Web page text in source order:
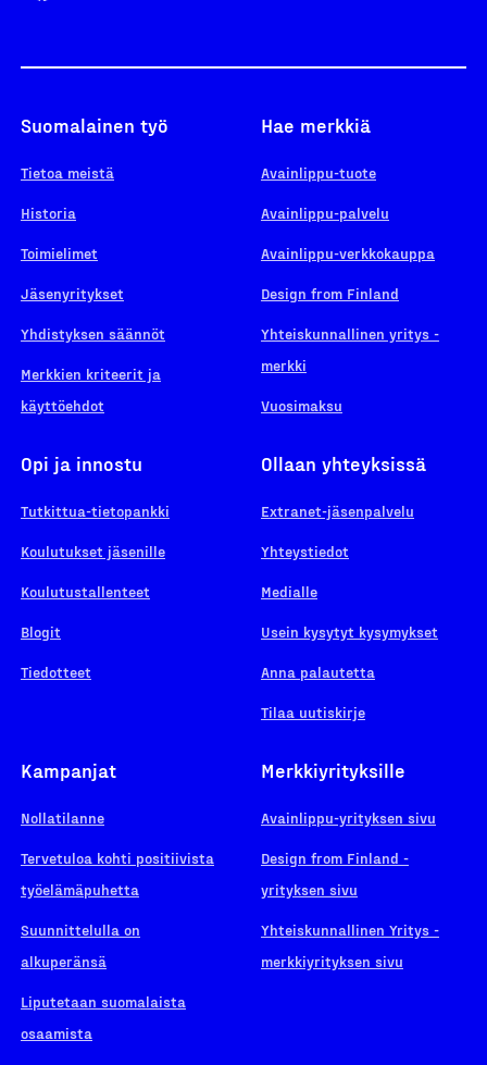
Suomalainen työ
Tietoa meistä
Historia
Toimielimet
Jäsenyritykset
Yhdistyksen säännöt
Merkkien kriteerit ja
käyttöehdot
Hae merkkiä
Avainlippu-tuote
Avainlippu-palvelu
Avainlippu-verkkokauppa
Design from Finland
Yhteiskunnallinen yritys -
merkki
Vuosimaksu
Opi ja innostu
Tutkittua-tietopankki
Koulutukset jäsenille
Koulutustallenteet
Blogit
Tiedotteet
Ollaan yhteyksissä
Extranet-jäsenpalvelu
Yhteystiedot
Medialle
Usein kysytyt kysymykset
Anna palautetta
Tilaa uutiskirje
Kampanjat
Nollatilanne
Tervetuloa kohti positiivista
työelämäpuhetta
Suunnittelulla on
alkuperänsä
Liputetaan suomalaista
osaamista
Merkkiyrityksille
Avainlippu-yrityksen sivu
Design from Finland -
yrityksen sivu
Yhteiskunnallinen Yritys -
merkkiyrityksen sivu